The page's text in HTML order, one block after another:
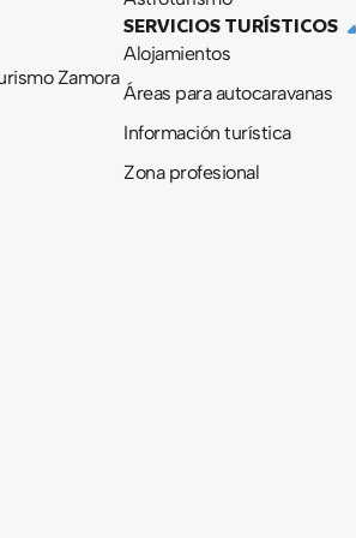
Zamora
SERVICIOS TURÍSTICOS
Alojamientos
Áreas para autocaravanas
Información turística
Zona profesional